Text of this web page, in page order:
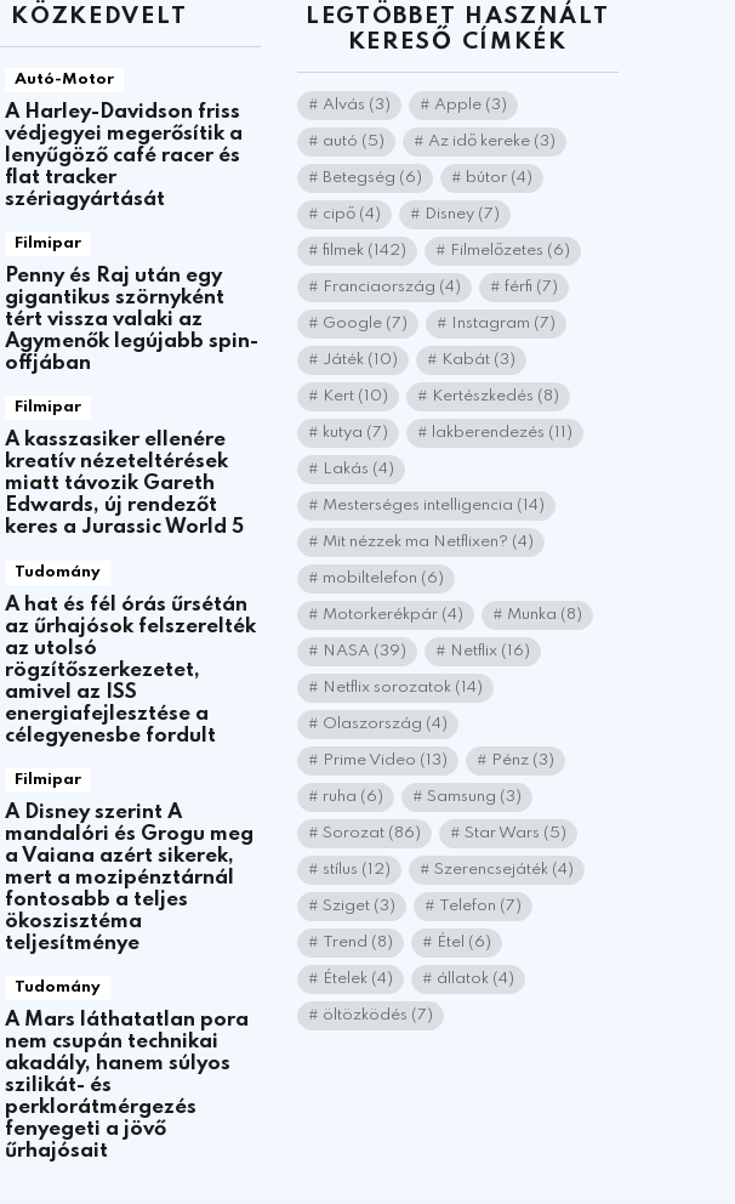
KÖZKEDVELT
Autó-Motor
A Harley-Davidson friss
védjegyei megerősítik a
lenyűgöző café racer és
flat tracker
szériagyártását
Filmipar
Penny és Raj után egy
gigantikus szörnyként
tért vissza valaki az
Agymenők legújabb spin-
offjában
Filmipar
A kasszasiker ellenére
kreatív nézeteltérések
miatt távozik Gareth
Edwards, új rendezőt
keres a Jurassic World 5
Tudomány
A hat és fél órás űrsétán
az űrhajósok felszerelték
az utolsó
rögzítőszerkezetet,
amivel az ISS
energiafejlesztése a
célegyenesbe fordult
Filmipar
A Disney szerint A
mandalóri és Grogu meg
a Vaiana azért sikerek,
mert a mozipénztárnál
fontosabb a teljes
ökoszisztéma
teljesítménye
Tudomány
A Mars láthatatlan pora
nem csupán technikai
akadály, hanem súlyos
szilikát- és
perklorátmérgezés
fenyegeti a jövő
űrhajósait
LEGTÖBBET HASZNÁLT
KERESŐ CÍMKÉK
Alvás (3) Apple(3)
autó (5) Az idő kereke(3)
Betegség (6) bútor(4)
cipő(4) Disney(7)
filmek(142) Filmelőzetes (6)
Franciaország (4) férfi (7)
Google(7) Instagram (7)
Játék(10) Kabát(3)
Kert(10) Kertészkedés (8)
kutya (7) lakberendezés (11)
Lakás (4)
Mesterséges intelligencia (14)
Mit nézzek ma Netflixen? (4)
mobiltelefon (6)
Motorkerékpár(4) Munka (8)
NASA (39) Netflix(16)
Netflix sorozatok(14)
Olaszország (4)
Prime Video (13) Pénz(3)
ruha (6) Samsung (3)
Sorozat(86) Star Wars (5)
stílus (12) Szerencsejáték(4)
Sziget(3) Telefon (7)
Trend (8) Étel (6)
Ételek(4) állatok(4)
öltözködés (7)